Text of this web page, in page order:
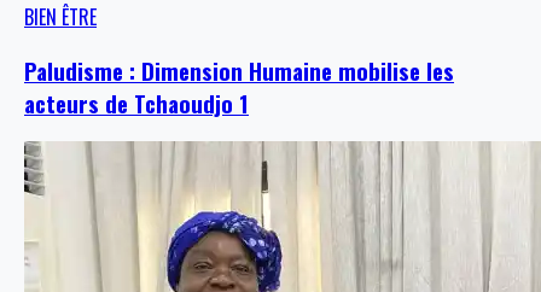
BIEN ÊTRE
Paludisme : Dimension Humaine mobilise les
acteurs de Tchaoudjo 1